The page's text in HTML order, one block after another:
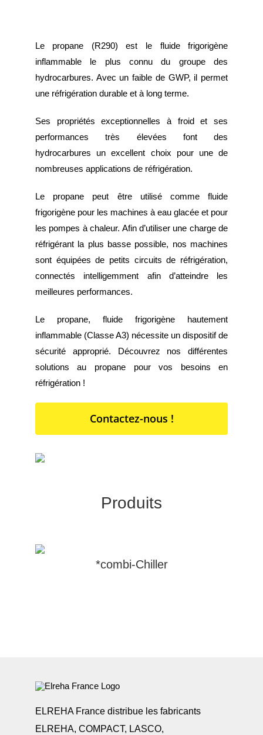
Le propane (R290) est le fluide frigorigène
inflammable le plus connu du groupe des
hydrocarbures. Avec un faible de GWP, il permet
une réfrigération durable et à long terme.
Ses propriétés exceptionnelles à froid et ses
performances très élevées font des
hydrocarbures un excellent choix pour une de
nombreuses applications de réfrigération.
Le propane peut être utilisé comme fluide
frigorigène pour les machines à eau glacée et pour
les pompes à chaleur. Afin d’utiliser une charge de
réfrigérant la plus basse possible, nos machines
sont équipées de petits circuits de réfrigération,
connectés intelligemment afin d’atteindre les
meilleures performances.
Le propane, fluide frigorigène hautement
inflammable (Classe A3) nécessite un dispositif de
sécurité approprié. Découvrez nos différentes
solutions au propane pour vos besoins en
réfrigération !
Contactez-nous !
Produits
*combi-Chiller
ELREHA France distribue les fabricants
ELREHA, COMPACT, LASCO,